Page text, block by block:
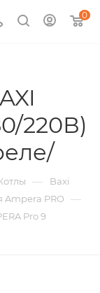
0
220В)
— Baxi
Ampera PRO —
Pro 9